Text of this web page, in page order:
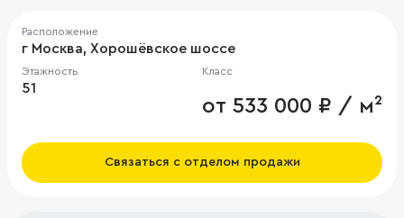
Расположение
г Москва, Хорошёвское шоссе
Этажность
51
Класс
от 533 000 ₽ / м²
Связаться с отделом продажи